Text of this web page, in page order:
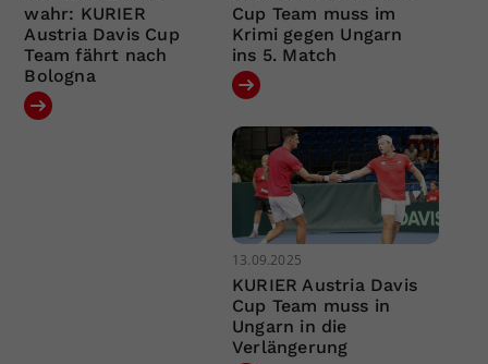
wahr: KURIER
Austria Davis Cup
Team fährt nach
Bologna
Cup Team muss im
Krimi gegen Ungarn
ins 5. Match
13.09.2025
KURIER Austria Davis
Cup Team muss in
Ungarn in die
Verlängerung